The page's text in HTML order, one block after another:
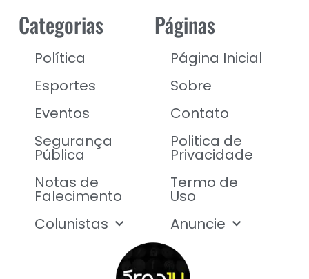
Categorias
Política
Esportes
Eventos
Segurança
Pública
Notas de
Falecimento
Colunistas
Páginas
Página Inicial
Sobre
Contato
Politica de
Privacidade
Termo de
Uso
Anuncie